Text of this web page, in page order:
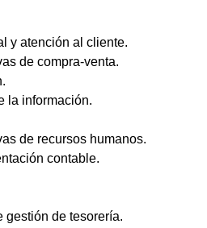
y atención al cliente.
de compra-venta.
la información.
de recursos humanos.
contable.
gestión de tesorería.